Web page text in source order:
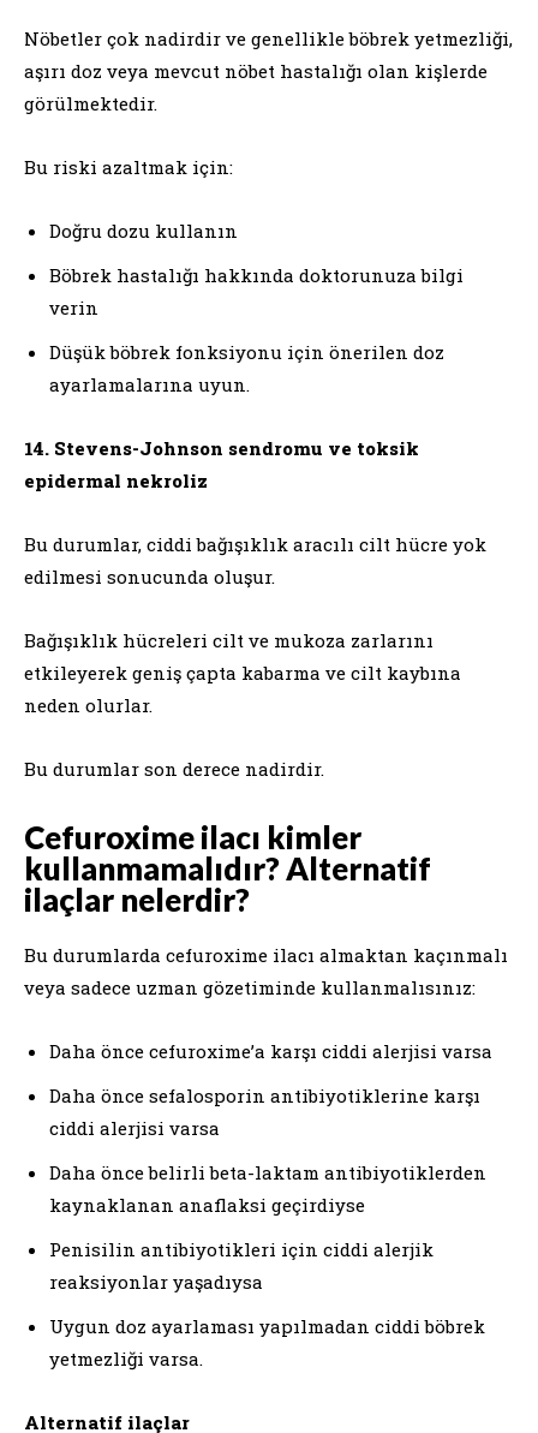
Nöbetler çok nadirdir ve genellikle böbrek yetmezliği,
aşırı doz veya mevcut nöbet hastalığı olan kişlerde
görülmektedir.
Bu riski azaltmak için:
Doğru dozu kullanın
Böbrek hastalığı hakkında doktorunuza bilgi
verin
Düşük böbrek fonksiyonu için önerilen doz
ayarlamalarına uyun.
14. Stevens-Johnson sendromu ve toksik
epidermal nekroliz
Bu durumlar, ciddi bağışıklık aracılı cilt hücre yok
edilmesi sonucunda oluşur.
Bağışıklık hücreleri cilt ve mukoza zarlarını
etkileyerek geniş çapta kabarma ve cilt kaybına
neden olurlar.
Bu durumlar son derece nadirdir.
Cefuroxime ilacı kimler
kullanmamalıdır? Alternatif
ilaçlar nelerdir?
Bu durumlarda cefuroxime ilacı almaktan kaçınmalı
veya sadece uzman gözetiminde kullanmalısınız:
Daha önce cefuroxime’a karşı ciddi alerjisi varsa
Daha önce sefalosporin antibiyotiklerine karşı
ciddi alerjisi varsa
Daha önce belirli beta-laktam antibiyotiklerden
kaynaklanan anaflaksi geçirdiyse
Penisilin antibiyotikleri için ciddi alerjik
reaksiyonlar yaşadıysa
Uygun doz ayarlaması yapılmadan ciddi böbrek
yetmezliği varsa.
Alternatif ilaçlar